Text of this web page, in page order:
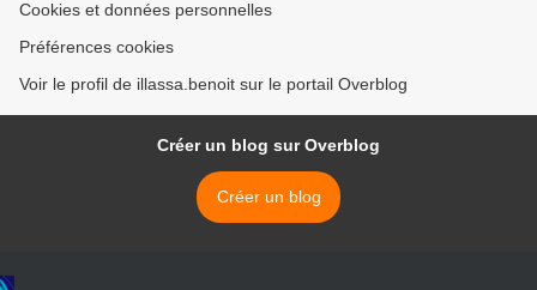
Cookies et données personnelles
Préférences cookies
Voir le profil de illassa.benoit sur le portail Overblog
Créer un blog sur Overblog
Créer un blog